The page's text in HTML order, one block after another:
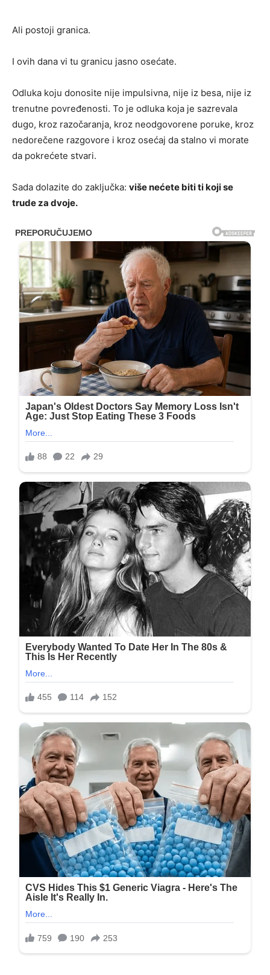
Ali postoji granica.
I ovih dana vi tu granicu jasno osećate.
Odluka koju donosite nije impulsivna, nije iz besa, nije iz
trenutne povređenosti. To je odluka koja je sazrevala
dugo, kroz razočaranja, kroz neodgovorene poruke, kroz
nedorečene razgovore i kroz osećaj da stalno vi morate
da pokrećete stvari.
Sada dolazite do zaključka: više nećete biti ti koji se
trude za dvoje.